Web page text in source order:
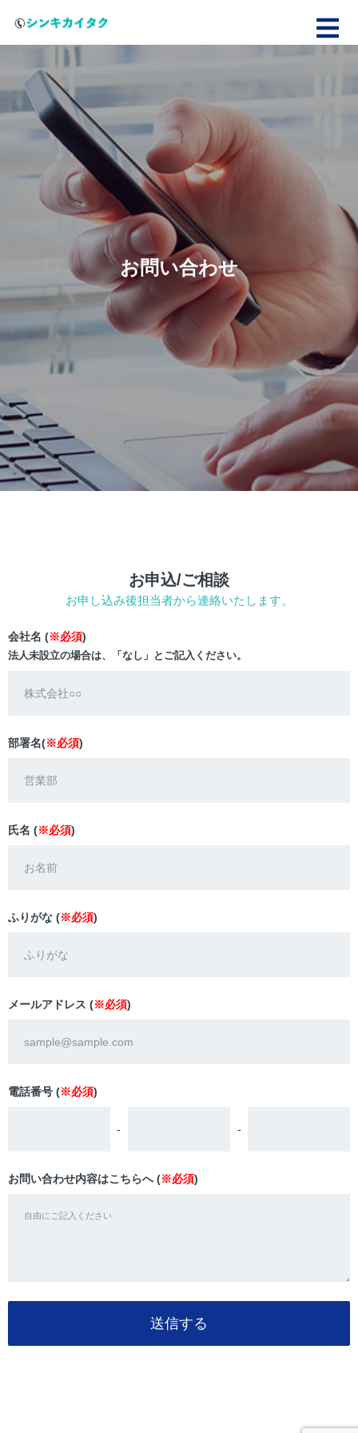
お問い合わせ
お申込/ご相談
お申し込み後担当者から連絡いたします。
会社名 (※必須)
法人未設立の場合は、「なし」とご記入ください。
部署名(※必須)
氏名 (※必須)
ふりがな (※必須)
メールアドレス (※必須)
電話番号 (※必須)
- -
お問い合わせ内容はこちらへ (※必須)
送信する